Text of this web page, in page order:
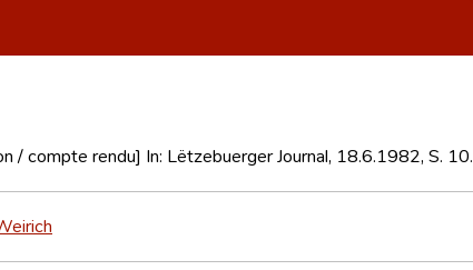
/ compte rendu] In: Lëtzebuerger Journal, 18.6.1982, S. 10.